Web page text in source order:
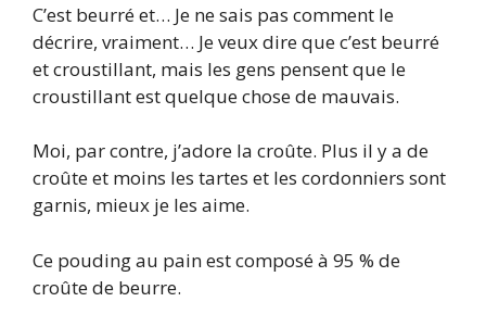
C’est beurré et… Je ne sais pas comment le
décrire, vraiment… Je veux dire que c’est beurré
et croustillant, mais les gens pensent que le
croustillant est quelque chose de mauvais.
Moi, par contre, j’adore la croûte. Plus il y a de
croûte et moins les tartes et les cordonniers sont
garnis, mieux je les aime.
Ce pouding au pain est composé à 95 % de
croûte de beurre.